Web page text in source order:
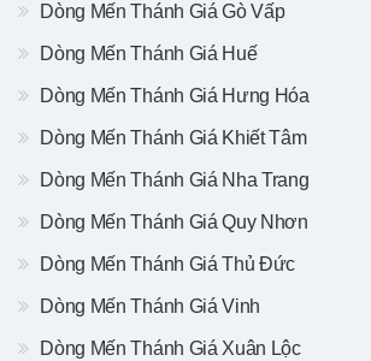
Dòng Mến Thánh Giá Gò Vấp
Dòng Mến Thánh Giá Huế
Dòng Mến Thánh Giá Hưng Hóa
Dòng Mến Thánh Giá Khiết Tâm
Dòng Mến Thánh Giá Nha Trang
Dòng Mến Thánh Giá Quy Nhơn
Dòng Mến Thánh Giá Thủ Đức
Dòng Mến Thánh Giá Vinh
Dòng Mến Thánh Giá Xuân Lộc